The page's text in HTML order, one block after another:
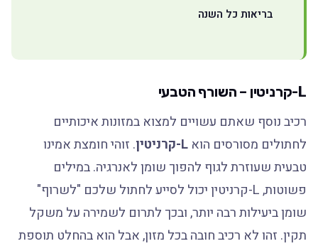
בריאות כל השנה
L-קרניטין – השורף הטבעי
רכיב נוסף שאתם עשויים למצוא במזונות איכותיים
לחתולים מסורסים הואL-קרניטין
. זוהי חומצת אמינו
טבעית שעוזרת לגוף להפוך שומן לאנרגיה. במילים
פשוטות, L-קרניטין יכול לסייע לחתול שלכם "לשרוף"
שומן ביעילות רבה יותר, ובכך לתרום לשמירה על משקל
תקין. זהו לא רכיב חובה בכל מזון, אבל הוא בהחלט תוספת